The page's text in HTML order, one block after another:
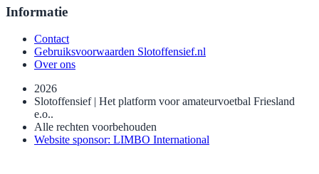
Informatie
Contact
Gebruiksvoorwaarden Slotoffensief.nl
Over ons
2026
Slotoffensief | Het platform voor amateurvoetbal Friesland
e.o..
Alle rechten voorbehouden
Website sponsor: LIMBO International